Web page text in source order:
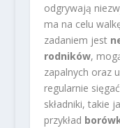
odgrywają
ma na celu
zadaniem jest
rodników,
zapalnych oraz
regularnie
składniki, takie
przykład